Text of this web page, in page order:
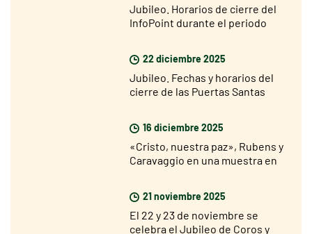
Jubileo. Horarios de cierre del
InfoPoint durante el periodo
22 diciembre 2025
Jubileo. Fechas y horarios del
cierre de las Puertas Santas
16 diciembre 2025
«Cristo, nuestra paz», Rubens y
Caravaggio en una muestra en
21 noviembre 2025
El 22 y 23 de noviembre se
celebra el Jubileo de Coros y